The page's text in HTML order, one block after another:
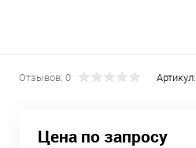
Отзывов: 0 Артикул:
Цена по запросу